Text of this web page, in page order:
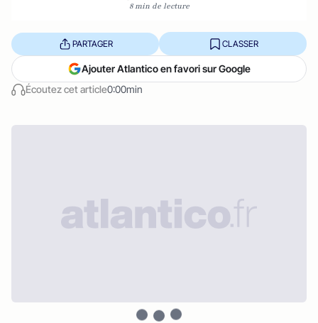
8 min de lecture
Écoutez cet article0:00min
PARTAGER CLASSER
Ajouter Atlantico en favori sur Google